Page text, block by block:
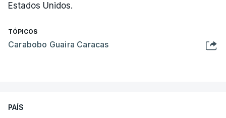
Estados Unidos.
TÓPICOS
Carabobo Guaira Caracas
PAÍS